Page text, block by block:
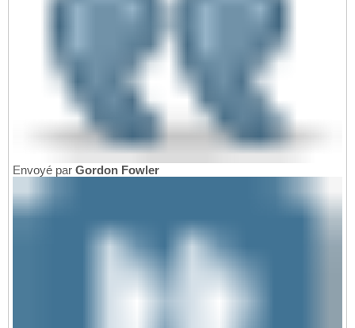
Envoyé par Gordon Fowler